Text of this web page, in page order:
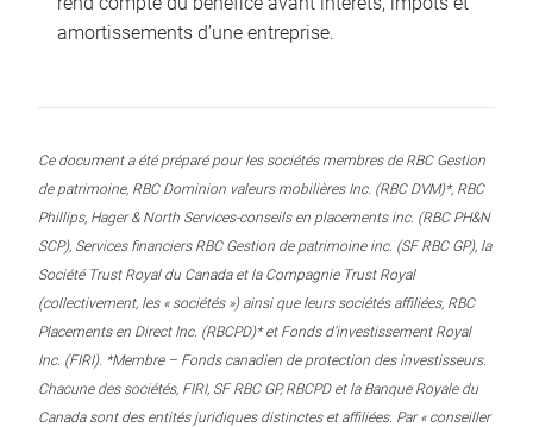
amortissements d’une entreprise.
Ce document a été préparé pour les sociétés membres de RBC Gestion
de patrimoine, RBC Dominion valeurs mobilières Inc. (RBC DVM)*, RBC
Phillips, Hager & North Services-conseils en placements inc. (RBC PH&N
SCP), Services financiers RBC Gestion de patrimoine inc. (SF RBC GP), la
Société Trust Royal du Canada et la Compagnie Trust Royal
(collectivement, les « sociétés ») ainsi que leurs sociétés affiliées, RBC
Placements en Direct Inc. (RBCPD)* et Fonds d’investissement Royal
Inc. (FIRI). *Membre – Fonds canadien de protection des investisseurs.
Chacune des sociétés, FIRI, SF RBC GP, RBCPD et la Banque Royale du
Canada sont des entités juridiques distinctes et affiliées. Par « conseiller